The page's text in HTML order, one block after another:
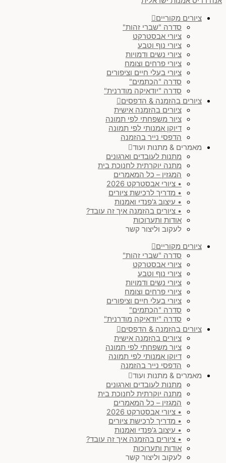
ציורים מקוריים
סדרה "שברי זהות"
ציורי אבסטרקט
ציורי נוף וטבע
ציורי נשים ודמויות
ציורי פרחים וצומח
ציורי בעלי חיים וציפורים
סדרה "הכתמים"
סדרה "יודאיקה מודרנית"
ציורים בהזמנה & הדפסים
ציורים בהזמנה אישית
ציור משפחתי לפי תמונה
דיוקן אמנותי לפי תמונה
הדפסי נייר בהזמנה
מאמרים & מתנות ועוד
מתנות לעובדים וארגונים
מתנה יוקרתית לחנוכת בית
המגזין – כל המאמרים
• ציורי אבסטרקט 2026
• מדריך לרכישת ציורים
• עיצוב ג'פנדי ואמנות
• ציורים בהזמנה איך זה עובד?
אודות ותערוכות
לעקוב וליצור קשר
ציורים מקוריים
סדרה "שברי זהות"
ציורי אבסטרקט
ציורי נוף וטבע
ציורי נשים ודמויות
ציורי פרחים וצומח
ציורי בעלי חיים וציפורים
סדרה "הכתמים"
סדרה "יודאיקה מודרנית"
ציורים בהזמנה & הדפסים
ציורים בהזמנה אישית
ציור משפחתי לפי תמונה
דיוקן אמנותי לפי תמונה
הדפסי נייר בהזמנה
מאמרים & מתנות ועוד
מתנות לעובדים וארגונים
מתנה יוקרתית לחנוכת בית
המגזין – כל המאמרים
• ציורי אבסטרקט 2026
• מדריך לרכישת ציורים
• עיצוב ג'פנדי ואמנות
• ציורים בהזמנה איך זה עובד?
אודות ותערוכות
לעקוב וליצור קשר